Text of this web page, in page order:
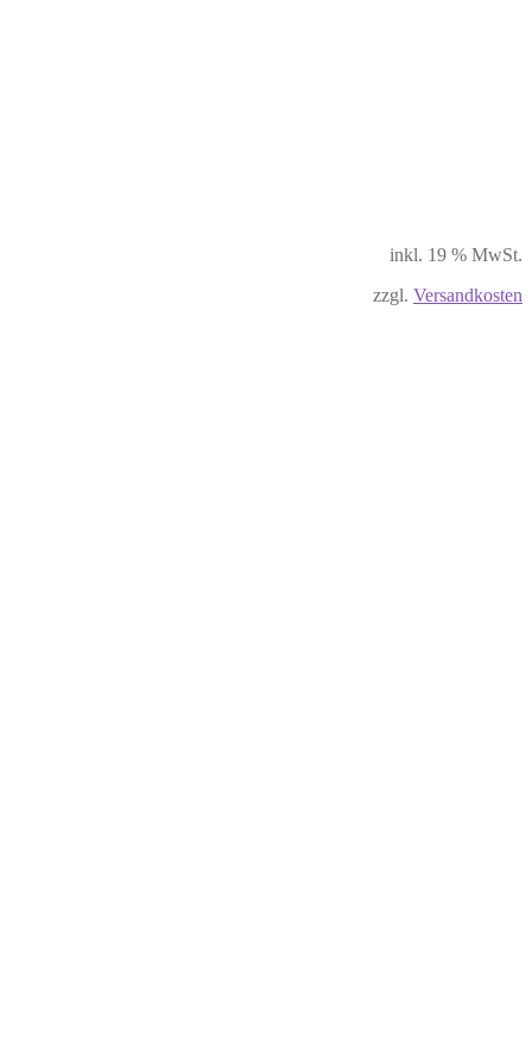
inkl. 19 % MwSt.
zzgl. Versandkosten